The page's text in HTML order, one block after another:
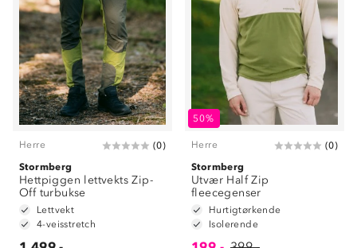
Herre (0)
Stormberg
Hettpiggen lettvekts Zip-
Off turbukse
Lettvekt
4-veisstretch
50%
Herre (0)
Stormberg
Utvær Half Zip
fleecegenser
Hurtigtørkende
Isolerende